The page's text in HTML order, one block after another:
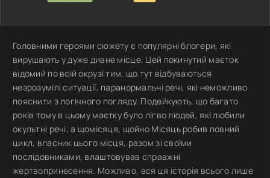
Головними героями сюжету є популярні блогери, які
вирушають у дуже дивне місце. Цей покинутий маєток
відомий по всій окрузі тим, що тут відбуваються
незрозумілі ситуації, паранормальні речі, які неможливо
пояснити з логічного погляду. Подейкують, що багато
років тому в цьому маєтку було лігво людей, які любили
окультні речі, а щомісяця, щойно Місяць робив повний
цикл, власник цього місця, разом зі своїми
послідовниками, влаштовував справжні
жертвопринесення. Можливо, вся ця історія всього лише